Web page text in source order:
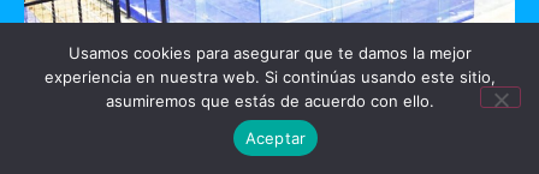
GO PADEL
Usamos cookies para asegurar que te damos la mejor
experiencia en nuestra web. Si continúas usando este sitio,
asumiremos que estás de acuerdo con ello.
Aceptar